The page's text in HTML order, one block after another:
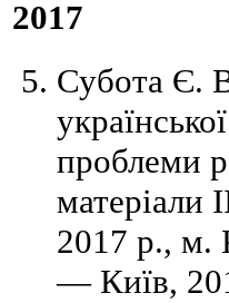
2017
Субота Є.
проблеми
матеріали
2017 р., м.
— Київ,